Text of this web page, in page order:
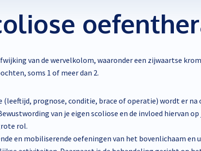
van de wervelkolom, waaronder een zijwaartse
soms 1 of meer dan 2.
prognose, conditie, brace of operatie) wordt er na
van je eigen scoliose en de invloed hiervan op
rol.
en mobiliserende oefeningen van het bovenlichaam en